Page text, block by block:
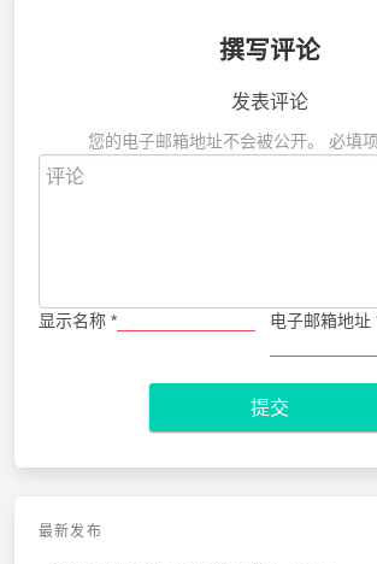
撰写评论
发表评论
您的电子邮箱地址不会被公开。 必填
显示名称 * 电子邮箱地址
提交
最新发布